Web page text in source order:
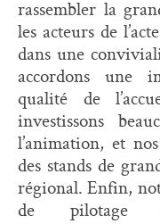
rassembler la
les acteurs de
dans une
accordons une
qualité de
investissons
l’animation, et
des stands de
régional. Enfin,
de pilotage